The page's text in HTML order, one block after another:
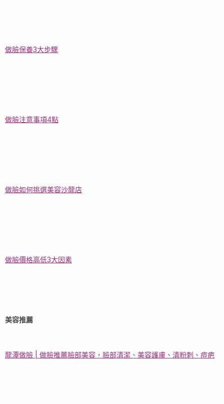
做臉保養3大步驟
做臉注意事項4點
做臉如何挑選美容沙龍店
做臉價格高低3大因素
美容推薦
龍潭做臉 | 做臉推薦臉部美容，臉部清潔、美容護膚、清粉刺、痘疤